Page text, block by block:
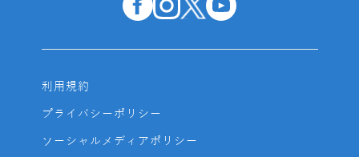
利用規約
プライバシーポリシー
ソーシャルメディアポリシー